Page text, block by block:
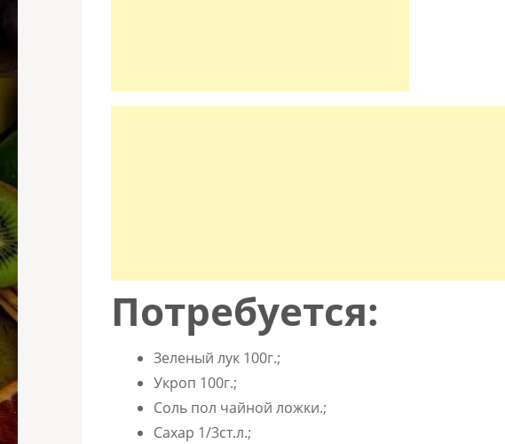
Потребуется:
Зеленый лук 100г.;
Укроп 100г.;
Соль пол чайной ложки.;
Сахар 1/3ст.л.;